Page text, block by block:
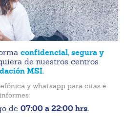
confidencial, segura y
de nuestros centros
MSI.
y whatsapp para citas e
informes:
de 07:00 a 22:00 hrs.